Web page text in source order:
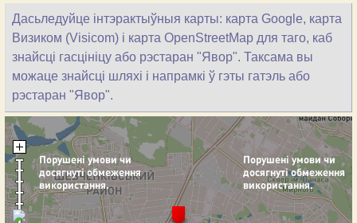
Дасьледуйце інтэрактыўныя карты: карта Google, карта
Визиком (Visicom) і карта OpenStreetMap для таго, каб
знайсці гасцініцу або рэстаран "Явор". Таксама вы
можаце знайсці шляхі і напрамкі ў гэты гатэль або
рэстаран "Явор".